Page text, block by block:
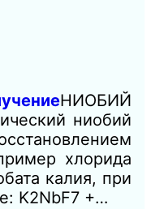
НИОБИЙ
ниобий
хлорида
калия, при
K2NbF7 +…